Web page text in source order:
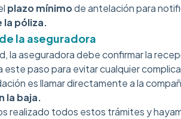
plazo mínimode antelación para
la póliza.
la aseguradora
la aseguradora debe confirmar la
paso para evitar cualquier
es llamar directamente a la
la baja.
realizado todos estos trámites y